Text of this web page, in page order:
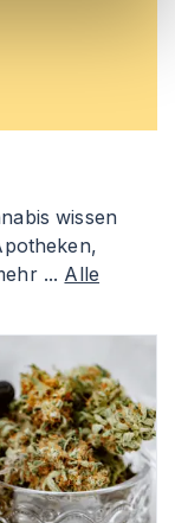
wissen
... Alle